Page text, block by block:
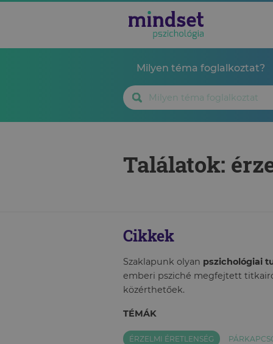
Milyen téma foglalkoztat?
Találatok:
Cikkek
Szaklapunk olyan pszichológiai
emberi psziché megfejtett
közérthetőek.
TÉMÁK
ÉRZELMI ÉRETLENSÉG